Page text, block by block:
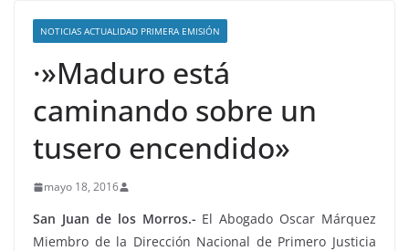
NOTICIAS ACTUALIDAD PRIMERA EMISIÓN
·»Maduro está
caminando sobre un
tusero encendido»
mayo 18, 2016
San Juan de los Morros.- El Abogado Oscar Márquez
Miembro de la Dirección Nacional de Primero Justicia